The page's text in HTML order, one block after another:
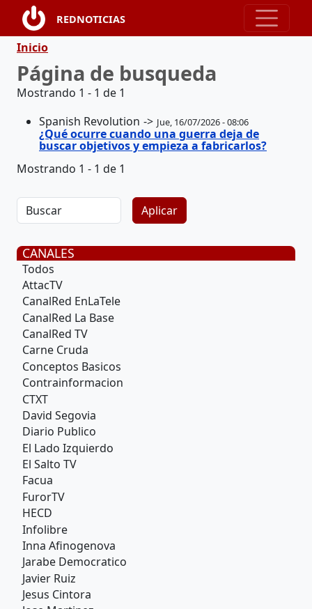
Pasar al contenido principal
REDNOTICIAS
Ruta de navegación
Inicio
Página de busqueda
Mostrando 1 - 1 de 1
Spanish Revolution
Jue, 16/07/2026 - 08:06
¿Qué ocurre cuando una guerra deja de
buscar objetivos y empieza a fabricarlos?
Mostrando 1 - 1 de 1
CANALES
Todos
AttacTV
CanalRed EnLaTele
CanalRed La Base
CanalRed TV
Carne Cruda
Conceptos Basicos
Contrainformacion
CTXT
David Segovia
Diario Publico
El Lado Izquierdo
El Salto TV
Facua
FurorTV
HECD
Infolibre
Inna Afinogenova
Jarabe Democratico
Javier Ruiz
Jesus Cintora